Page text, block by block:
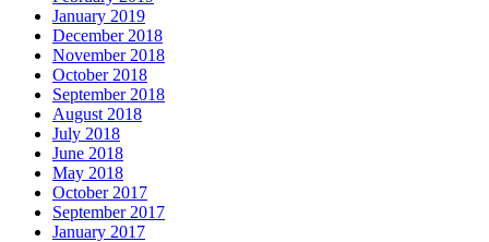
January 2019
December 2018
November 2018
October 2018
September 2018
August 2018
July 2018
June 2018
May 2018
October 2017
September 2017
January 2017